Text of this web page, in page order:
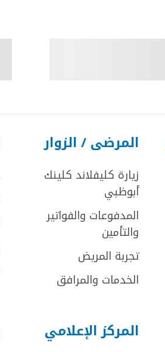
المرضى / الزوار
زيارة كليفلاند كلينك
أبوظبي
المدفوعات والفواتير
والتأمين
تجربة المريض
الخدمات والمرافق
المركز الإعلامي